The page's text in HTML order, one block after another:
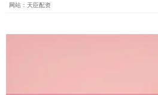
网站：天臣配资